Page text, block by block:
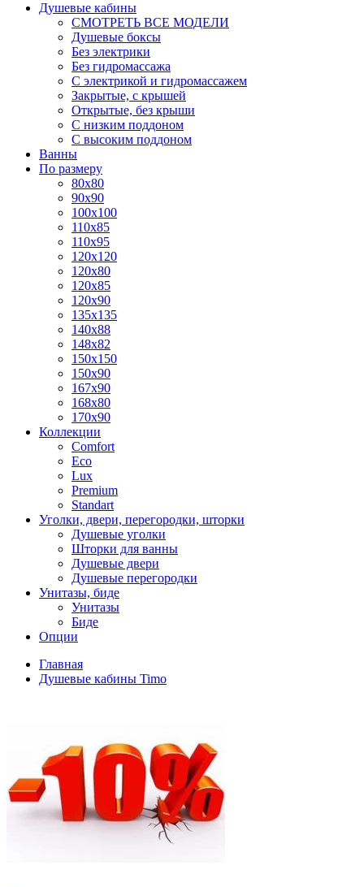
Душевые кабины
СМОТРЕТЬ ВСЕ МОДЕЛИ
Душевые боксы
Без электрики
Без гидромассажа
С электрикой и гидромассажем
Закрытые, с крышей
Открытые, без крыши
С низким поддоном
С высоким поддоном
Ванны
По размеру
80x80
90x90
100x100
110x85
110x95
120x120
120x80
120x85
120x90
135x135
140x88
148x82
150x150
150x90
167x90
168x80
170x90
Коллекции
Comfort
Eco
Lux
Premium
Standart
Уголки, двери, перегородки, шторки
Душевые уголки
Шторки для ванны
Душевые двери
Душевые перегородки
Унитазы, биде
Унитазы
Биде
Опции
Главная
Душевые кабины Timo